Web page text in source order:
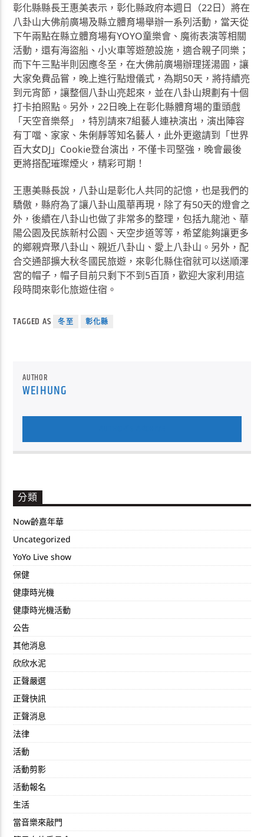
彰化縣縣長王惠美表示，彰化縣政府本週日（22日）將在
八卦山大佛前廣場及縣立體育場舉辦一系列活動，當天從
下午兩點在縣立體育場有YOYO童樂會、魔術表演等相關
活動，還有海盜船、小火車等遊憩設施，適合親子同樂；
而下午三點半則因應冬至，在大佛前廣場辦理搓湯圓，讓
大家免費品嘗，晚上進行點燈儀式，為期50天，將持續亮
到元宵節，讓整個八卦山亮起來，並在八卦山規劃有十個
打卡拍照點。另外，22日晚上在彰化縣體育場的重頭戲
「天空音樂祭」，特別請來7組藝人連袂演出，演出陣容
有丁噹、家家、朱俐靜等知名藝人，此外更邀請到「世界
百大女DJ」Cookie登台演出，不僅卡司堅強，晚會最後
更將搭配璀璨煙火，精彩可期！
王惠美縣長說，八卦山是彰化人共同的記憶，也是我們的
驕傲，縣府為了讓八卦山風華再現，除了有50天的燈會之
外，後續在八卦山也做了非常多的整理，包括九龍池、華
陽公園及民族新村公園、天空步道等等，希望能夠讓更多
的鄉親齊聚八卦山、親近八卦山、愛上八卦山。另外，配
合交通部擴大秋冬國民旅遊，來彰化縣住宿就可以送順澤
宮的帽子，帽子目前只剩下不到5百頂，歡迎大家利用這
段時間來彰化旅遊住宿。
TAGGED AS 冬至 彰化縣
AUTHOR
WEIHUNG
分類
Now齡嘉年華
Uncategorized
YoYo Live show
保健
健康時光機
健康時光機活動
公告
其他消息
欣欣水泥
正聲嚴選
正聲快訊
正聲消息
法律
活動
活動剪影
活動報名
生活
當音樂來敲門